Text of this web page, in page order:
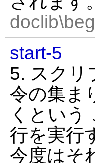
start-5
5. スクリ
令の集ま
くとい
行を実行
今度はそ